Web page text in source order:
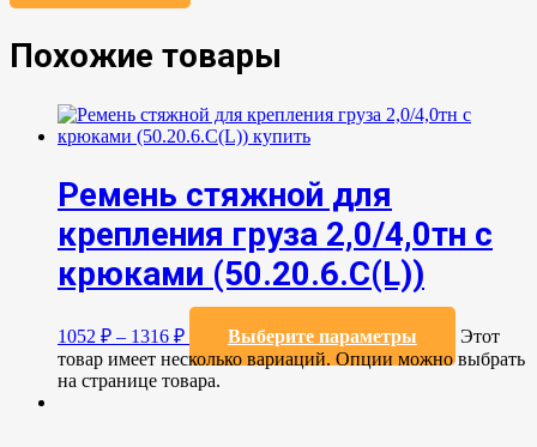
Похожие товары
Ремень стяжной для
крепления груза 2,0/4,0тн с
крюками (50.20.6.C(L))
1052 ₽ – 1316 ₽ Выберите параметры
Этот
товар имеет несколько вариаций. Опции можно выбрать
на странице товара.